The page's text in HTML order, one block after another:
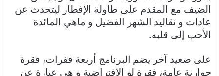
الضيف مع المقدم على طاولة الإفطار ليتحدث عن
عادات و تقاليد الشهر الفضيل و ماهي المائدة
الأحب إلى قلبه.
على صعيد آخر يضم البرنامج أربعة فقرات، فقرة
حوارية عامة، فقرة لو الافتراضية و هي عبارة عن